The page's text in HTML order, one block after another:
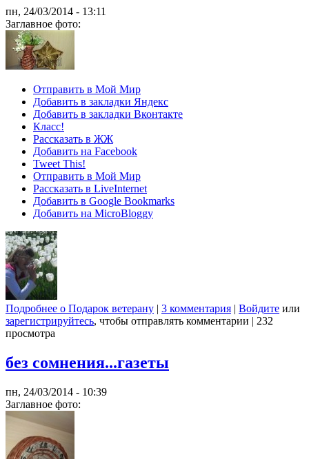
пн, 24/03/2014 - 13:11
Заглавное фото:
Отправить в Мой Мир
Добавить в закладки Яндекс
Добавить в закладки Вконтакте
Класс!
Рассказать в ЖЖ
Добавить на Facebook
Tweet This!
Отправить в Мой Мир
Рассказать в LiveInternet
Добавить в Google Bookmarks
Добавить на MicroBloggy
Подробнее о Подарок ветерану | 3 комментария | Войдите или
зарегистрируйтесь, чтобы отправлять комментарии | 232
просмотра
без сомнения...газеты
пн, 24/03/2014 - 10:39
Заглавное фото: